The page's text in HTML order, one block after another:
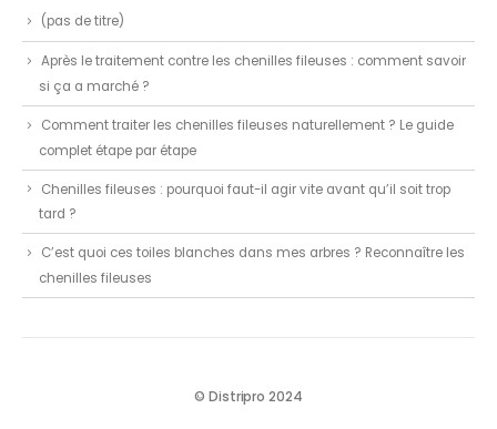
(pas de titre)
Après le traitement contre les chenilles fileuses : comment savoir
si ça a marché ?
Comment traiter les chenilles fileuses naturellement ? Le guide
complet étape par étape
Chenilles fileuses : pourquoi faut-il agir vite avant qu’il soit trop
tard ?
C’est quoi ces toiles blanches dans mes arbres ? Reconnaître les
chenilles fileuses
© Distripro 2024